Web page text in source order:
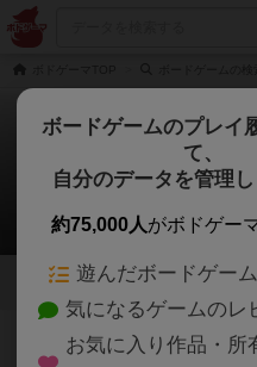
リビング・フ
1
1
ボドゲーマにログインすると、 「
Forest Duel）」の画像をアップロ
ボードゲームのプレイ
て、
自分のデータを管理
約75,000人がボドゲー
遊んだボードゲー
気になるゲームのレ
お気に入り作品・所